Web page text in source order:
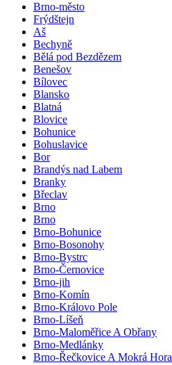
Brno-město
Frýdštejn
Aš
Bechyně
Bělá pod Bezdězem
Benešov
Bílovec
Blansko
Blatná
Blovice
Bohunice
Bohuslavice
Bor
Brandýs nad Labem
Branky
Břeclav
Brno
Brno
Brno-Bohunice
Brno-Bosonohy
Brno-Bystrc
Brno-Černovice
Brno-jih
Brno-Komín
Brno-Královo Pole
Brno-Líšeň
Brno-Maloměřice A Obřany
Brno-Medlánky
Brno-Řečkovice A Mokrá Hora